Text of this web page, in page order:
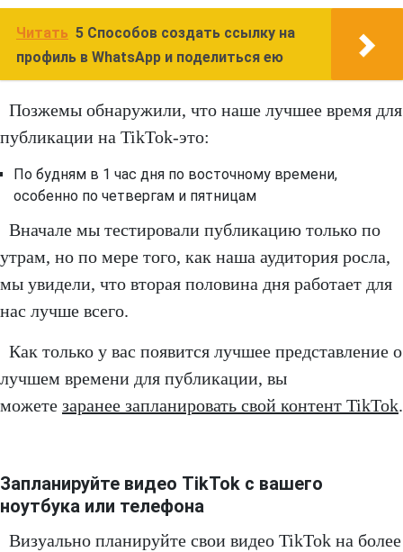
Читать 5 Способов создать ссылку на
профиль в WhatsApp и поделиться ею
Позжемы обнаружили, что наше лучшее время для
публикации на TikTok-это:
По будням в 1 час дня по восточному времени,
особенно по четвергам и пятницам
Вначале мы тестировали публикацию только по
утрам, но по мере того, как наша аудитория росла,
мы увидели, что вторая половина дня работает для
нас лучше всего.
Как только у вас появится лучшее представление о
лучшем времени для публикации, вы
можете заранее запланировать свой контент TikTok.
Запланируйте видео TikTok с вашего
ноутбука или телефона
Визуально планируйте свои видео TikTok на более